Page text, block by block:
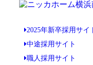
2025年新卒採用サイ
中途採用サイト
職人採用サイト